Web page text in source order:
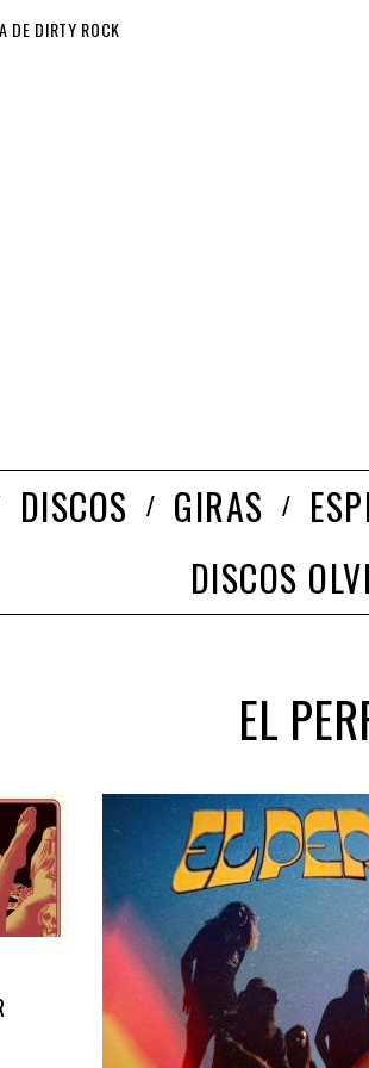
DE DIRTY ROCK
DISCOS GIRAS
DISCOS
EL